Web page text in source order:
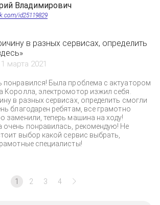
Владимирович
id25119829
в разных сервисах, определить
марта 2021
понравился! Была проблема с актуатором
Королла, электромотор изжил себя.
в разных сервисах, определить смогли
благодарен ребятам, все грамотно
заменили, теперь машина на ходу!
очень понравилась, рекомендую! Не
выбор какой сервис выбрать,
специалисты!
1 2 3 4